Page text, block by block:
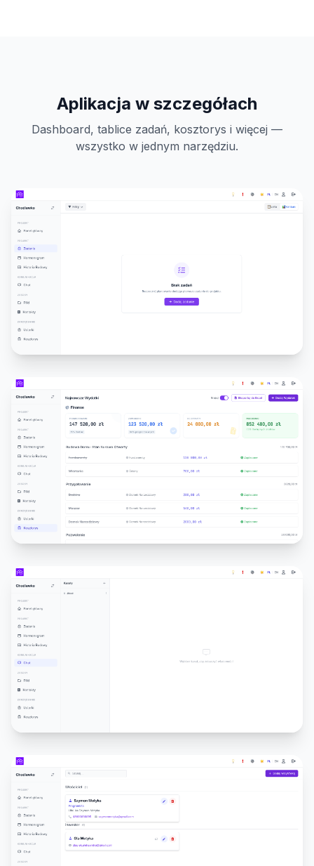
Aplikacja w szczegółach
Dashboard, tablice zadań, kosztorys i więcej —
wszystko w jednym narzędziu.